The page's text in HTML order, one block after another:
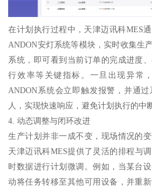
在计划执行过程中，天津迈讯科MES
ANDON安灯系统等模块，实时收集生
系统，即可看到当前订单的完成进度
行效率等关键指标。一旦出现异常
ANDON系统会立即触发报警，并通
人，实现快速响应，避免计划执行的中
4. 动态调整与闭环改进
生产计划并非一成不变，现场情况的
天津迈讯科MES提供了灵活的排程与
时数据进行计划微调。例如，当某台
动将任务转移至其他可用设备，并重